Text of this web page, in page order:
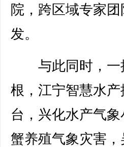
院，跨区域专家
发。
与此同时，一
根，江宁智慧水
台，兴化水产气
蟹养殖气象灾害